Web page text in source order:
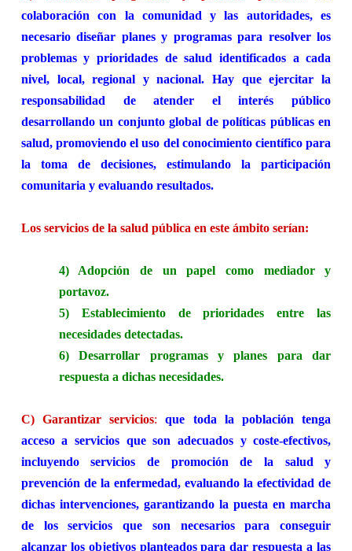
colaboración con la comunidad y las autoridades, es
necesario diseñar planes y programas para resolver los
problemas y prioridades de salud identificados a cada
nivel, local, regional y nacional.Hay que ejercitar la
responsabilidad de atender el interés público
desarrollando un conjunto global de políticas públicas en
salud, promoviendo el uso delconocimiento científico para
la toma de decisiones, estimulando la participación
comunitaria y evaluando resultados.
Los servicios de la salud pública en este ámbito serían:
4) Adopción de un papel comomediador y
portavoz.
5) Establecimiento de prioridades entre las
necesidades detectadas.
6) Desarrollar programas y planes para dar
respuesta a dichas necesidades.
C) Garantizar servicios:
que toda la población tenga
acceso a servicios que son adecuados y coste-efectivos,
incluyendo servicios de promoción de la salud y
prevención de la enfermedad, evaluando la efectividad de
dichas intervenciones, garantizando la puesta en marcha
de los servicios que son necesarios para conseguir
alcanzar los objetivos planteados para dar respuesta a las